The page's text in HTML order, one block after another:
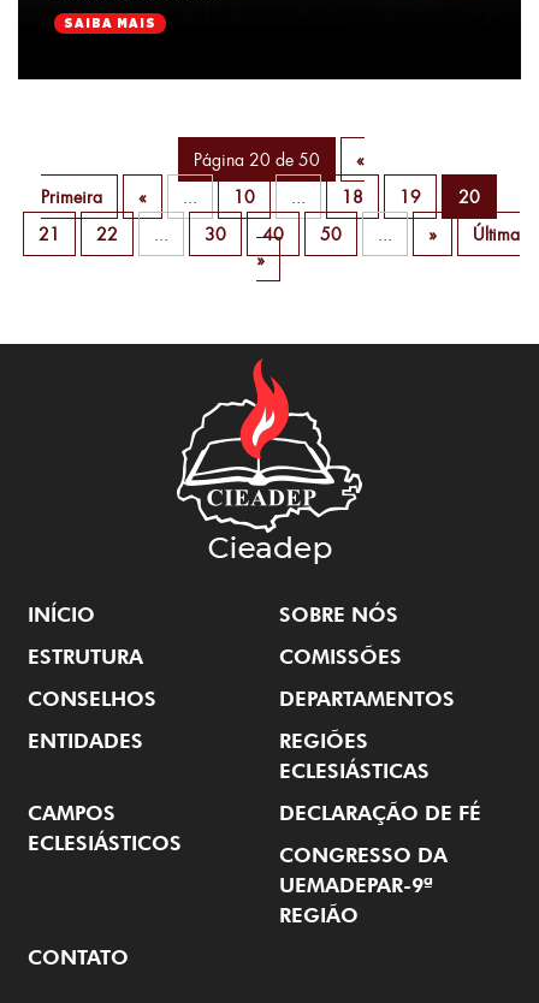
SAIBA MAIS
Página 20 de 50
«
Primeira
« 10 18 19
20
21
22 30 40 50 »
Última
»
INÍCIO
SOBRE NÓS
ESTRUTURA
COMISSÕES
CONSELHOS
DEPARTAMENTOS
ENTIDADES
REGIÕES
ECLESIÁSTICAS
CAMPOS
ECLESIÁSTICOS
DECLARAÇÃO DE FÉ
CONGRESSO DA
UEMADEPAR-9ª
REGIÃO
CONTATO